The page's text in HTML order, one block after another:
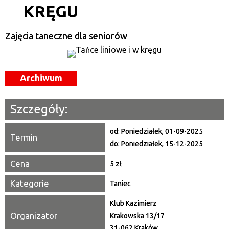
Trwające w zakresie
—
Organizator
Promowane
KRĘGU
Zajęcia taneczne dla seniorów
Archiwum
Szczegóły:
Termin
od: Poniedziałek, 01-09-2025
do: Poniedziałek, 15-12-2025
Cena 5 zł
Kategorie Taniec
Organizator
Klub Kazimierz
Krakowska 13/17